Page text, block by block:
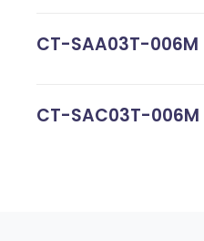
CT-SAA03T-006M
CT-SAC03T-006M